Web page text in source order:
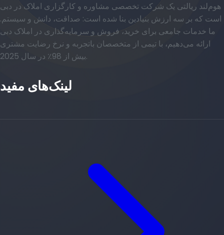
هوم‌لند ریالتی یک شرکت تخصصی مشاوره و کارگزاری املاک در دبی
است که بر سه ارزش بنیادین بنا شده است: صداقت، دانش و سیستم.
ما خدمات جامعی برای خرید، فروش و سرمایه‌گذاری در املاک دبی
ارائه می‌دهیم، با تیمی از متخصصان باتجربه و نرخ رضایت مشتری
بیش از 98٪ در سال 2025.
لینک‌های مفید